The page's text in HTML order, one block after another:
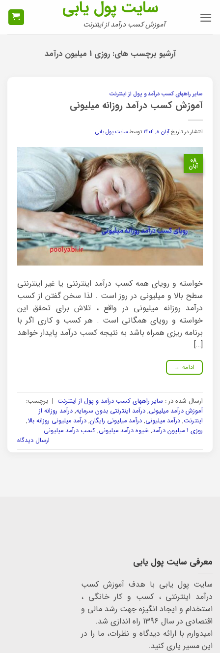
سایت پول یابی
آموزش کسب درآمد از اینترنت
آرشیو برچسب های:روزی 1 میلیون درآمد
سایر راههای کسب درآمد و پول از اینترنت
آموزش کسب درآمد روزانه میلیونی
انتشار در تاریخآبان ۸, ۱۴۰۴ توسط سایت پول یابی
۰۸
آبان
خواسته و رویای همه کسب درآمد اینترنتی یا غیر اینترنتی
سطح بالا و میلیونی در روز است . لذا سخن گفتن از کسب
درآمد روزانه میلیونی در واقع ، تلاش برای تحقق این
خواسته و رویای همگانی است . هر کسب و کاری اگر با
برنامه ریزی همراه باشد به نتیجه کسب درآمد پایدار خواهد
[…]
ادامه →
ارسال شده در : سایر راههای کسب درآمد و پول از اینترنت | برچسب:
آموزش درآمد میلیونی, درآمد اینترنتی بدون سرمایه, درآمد روزانه از
اینترنت, درآمد میلیونی, درآمد میلیونی رایگان, درآمد میلیونی روزانه بالا,
روزی 1 میلیون درآمد
, شیوه درآمد میلیونی, کسب درآمد میلیونی
ارسال دیدگاه
معرفی سایت پول یابی
سایت پول یابی با هدف آموزش کسب
درآمد اینترنتی ، کسب و کار خانگی ،
استخدام و ایجاد انگیزه جهت رشد مالی و
اقتصادی در سال 1396 راه اندازی شد.
امیدوارم با ارائه دیدگاه و نظرات، ما را در
این مسیر یاری کنید.